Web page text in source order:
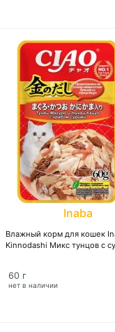
Inaba
Влажный корм для кошек
Kinnodashi Микс тунцов с
нет в наличии
60 г